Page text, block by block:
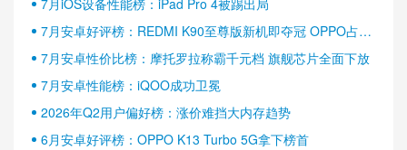
7月iOS设备性能榜：iPad Pro 4被踢出局
7月安卓好评榜：REDMI K90至尊版新机即夺冠 OPPO占据
半壁江山
7月安卓性价比榜：摩托罗拉称霸千元档 旗舰芯片全面下放
7月安卓性能榜：iQOO成功卫冕
2026年Q2用户偏好榜：涨价难挡大内存趋势
6月安卓好评榜：OPPO K13 Turbo 5G拿下榜首